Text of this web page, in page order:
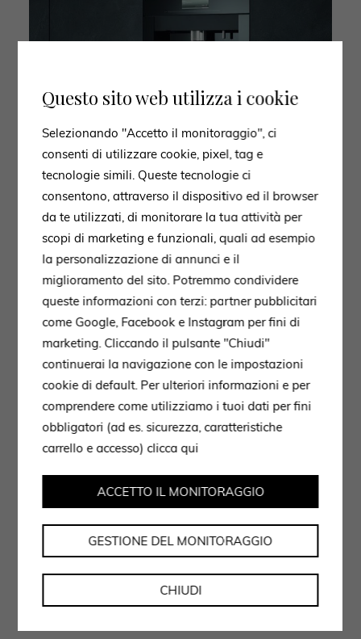
Questo sito web utilizza i cookie
Selezionando "Accetto il monitoraggio", ci
consenti di utilizzare cookie, pixel, tag e
tecnologie simili. Queste tecnologie ci
consentono, attraverso il dispositivo ed il browser
da te utilizzati, di monitorare la tua attività per
scopi di marketing e funzionali, quali ad esempio
la personalizzazione di annunci e il
miglioramento del sito. Potremmo condividere
queste informazioni con terzi: partner pubblicitari
come Google, Facebook e Instagram per fini di
marketing. Cliccando il pulsante "Chiudi"
continuerai la navigazione con le impostazioni
cookie di default. Per ulteriori informazioni e per
comprendere come utilizziamo i tuoi dati per fini
obbligatori (ad es. sicurezza, caratteristiche
carrello e accesso)clicca qui
CHIUDI
GESTIONE DEL MONITORAGGIO
ACCETTO IL MONITORAGGIO